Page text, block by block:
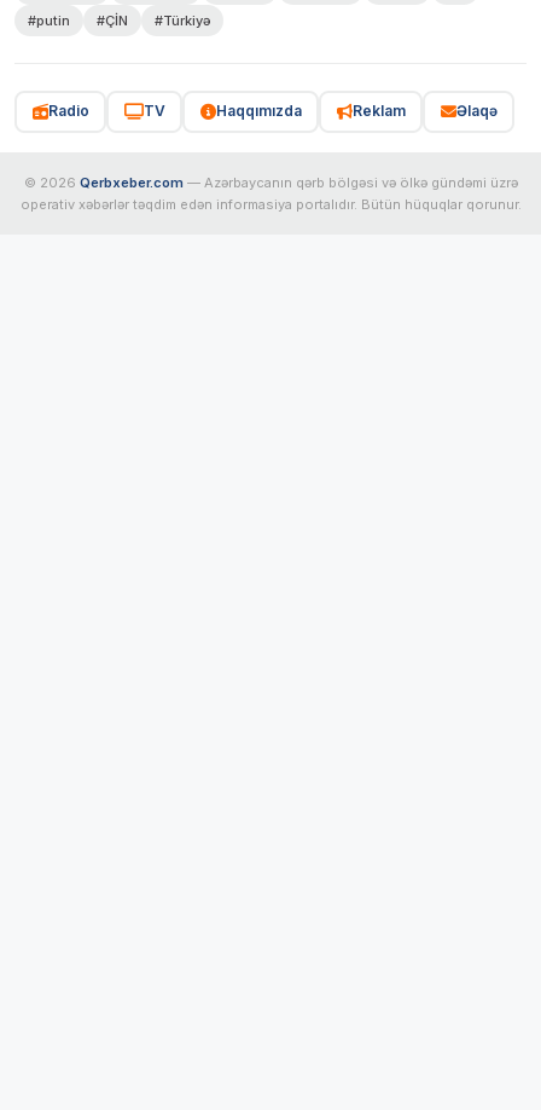
#putin #ÇİN #Türkiyə
Radio TV Haqqımızda Reklam Əlaqə
© 2026 Qerbxeber.com — Azərbaycanın qərb bölgəsi və ölkə gündəmi üzrə
operativ xəbərlər təqdim edən informasiya portalıdır. Bütün hüquqlar qorunur.